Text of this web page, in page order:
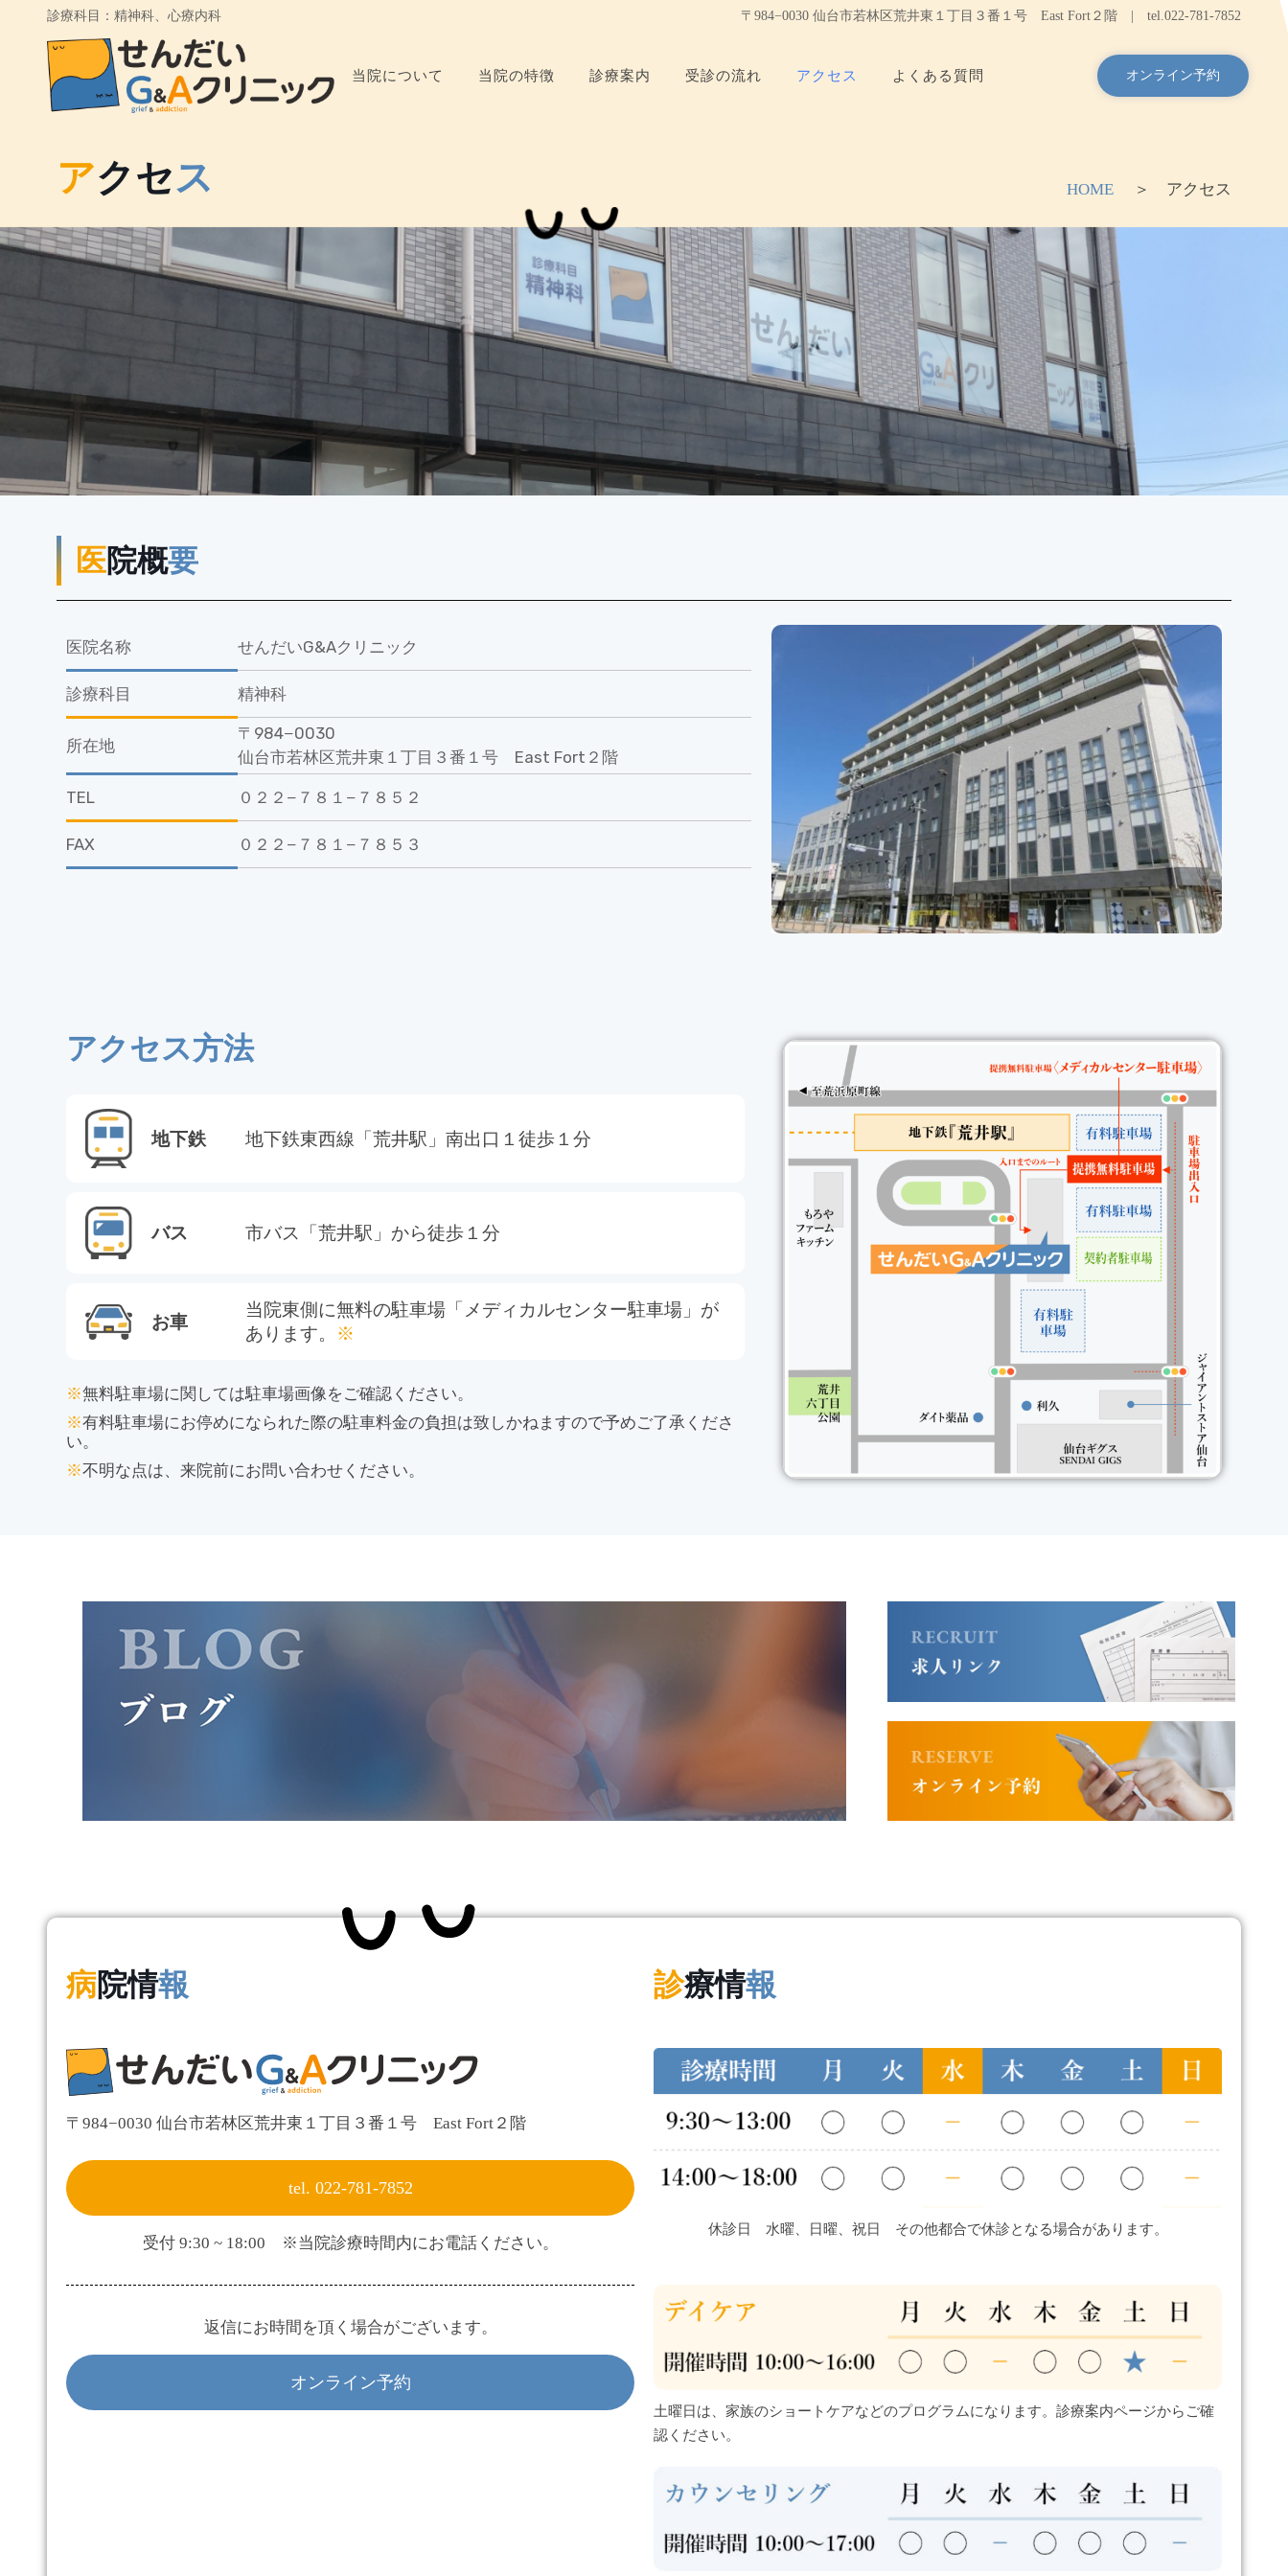
診療科目：精神科、心療内科 〒984−0030 仙台市若林区荒井東１丁目３番１号 East Fort２階 | tel.022-781-7852
当院について 当院の特徴 診療案内 受診の流れ アクセス よくある質問 オンライン予約
アクセス HOME ＞ アクセス
医院概要
医院名称 せんだいG&Aクリニック
診療科目 精神科
所在地
〒984−0030
仙台市若林区荒井東１丁目３番１号 East Fort２階
TEL ０２２−７８１−７８５２
FAX ０２２−７８１−７８５３
アクセス方法
地下鉄 地下鉄東西線「荒井駅」南出口１徒歩１分
バス 市バス「荒井駅」から徒歩１分
お車
当院東側に無料の駐車場「メディカルセンター駐車場」が
あります。 ※
※無料駐車場に関しては駐車場画像をご確認ください。
※有料駐車場にお停めになられた際の駐車料金の負担は致しかねますので予めご了承くださ
い。
※不明な点は、来院前にお問い合わせください。
病院情報
〒984−0030 仙台市若林区荒井東１丁目３番１号 East Fort２階
tel. 022-781-7852
受付 9:30 ~ 18:00 ※当院診療時間内にお電話ください。
返信にお時間を頂く場合がございます。
オンライン予約
診療情報
休診日 水曜、日曜、祝日 その他都合で休診となる場合があります。
土曜日は、家族のショートケアなどのプログラムになります。診療案内ページからご確
認ください。